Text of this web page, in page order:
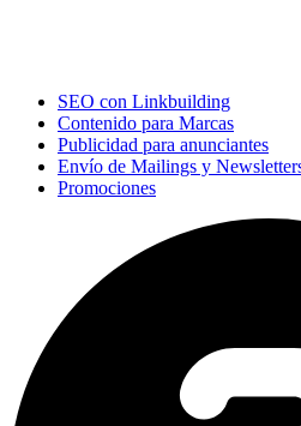
SEO con Linkbuilding
Contenido para Marcas
Publicidad para anunciantes
Envío de Mailings y
Promociones